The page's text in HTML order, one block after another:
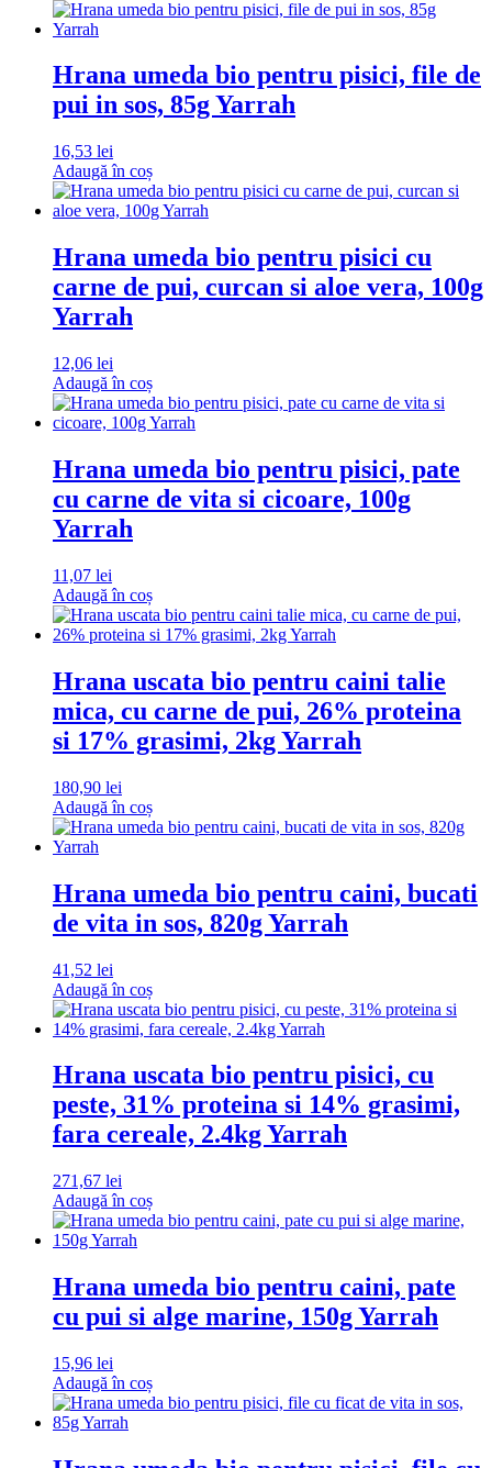
Hrana umeda bio pentru pisici, file de
pui in sos, 85g Yarrah
16,53 lei
Adaugă în coș
Hrana umeda bio pentru pisici cu
carne de pui, curcan si aloe vera, 100g
Yarrah
12,06 lei
Adaugă în coș
Hrana umeda bio pentru pisici, pate
cu carne de vita si cicoare, 100g
Yarrah
11,07 lei
Adaugă în coș
Hrana uscata bio pentru caini talie
mica, cu carne de pui, 26% proteina
si 17% grasimi, 2kg Yarrah
180,90 lei
Adaugă în coș
Hrana umeda bio pentru caini, bucati
de vita in sos, 820g Yarrah
41,52 lei
Adaugă în coș
Hrana uscata bio pentru pisici, cu
peste, 31% proteina si 14% grasimi,
fara cereale, 2.4kg Yarrah
271,67 lei
Adaugă în coș
Hrana umeda bio pentru caini, pate
cu pui si alge marine, 150g Yarrah
15,96 lei
Adaugă în coș